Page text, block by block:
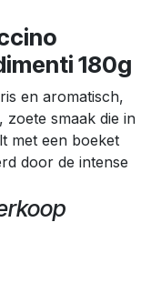
180g
en aromatisch,
smaak die in
met een boeket
door de intense